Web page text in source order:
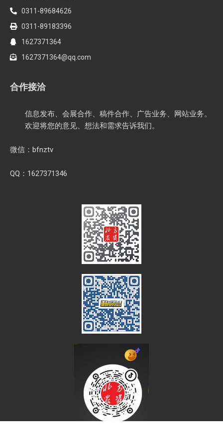
0311-89684626
0311-89183396
1627371364
1627371364@qq.com
合作接洽
信息发布、会展合作、稿件合作、广告业务、网站业务。
欢迎将您的意见、想法和需求告诉我们。
微信：bfnztv
QQ：1627371346